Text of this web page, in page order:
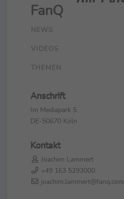
FanQ
NEWS
VIDEOS
THEMEN
Anschrift
Im Mediapark 5
DE-50670 Köln
Kontakt
Joachim Lammert
+49 163 5293000
joachim.lammert@fanq.com